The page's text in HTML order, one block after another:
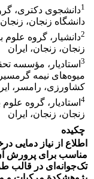
1دانشجوی دکتری،
دانشگاه زنجان،
2دانشیار، گروه علوم
زنجان، زنجان، ایران
3 استادیار، مؤسسه
میوه‌‌های نیمه
کشاورزی، رامسر،
4 استادیار، گروه
زنجان، زنجان، ایران
چکیده
اطلاع از نیاز دمایی
مناسب برای پرورش
تک‌جوانه‌ای در قالب